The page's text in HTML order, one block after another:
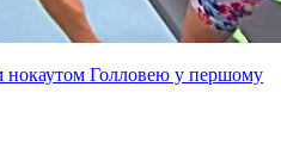
нокаутом Голловею у першому